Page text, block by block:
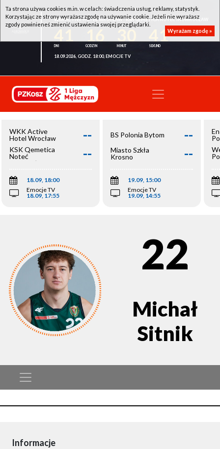
WKK ACTIVE HOTEL WROCŁAW - KSK QEMETICA NOTEĆ INOWROCŁAW
41
18.09.2026, GODZ. 18:00, EMOCJE TV
WKK Active
Hotel Wrocław
--
KSK Qemetica
Noteć
Inowrocław
--
18.09, 18:00
Emocje TV
18.09, 17:55
BS Polonia Bytom --
Miasto Szkła
Krosno
--
19.09, 15:00
Emocje TV
19.09, 14:55
22
Michał
Sitnik
Informacje
Ta strona używa cookies m.in. w celach: świadczenia usług, reklamy, statystyk.
Korzystając ze strony wyrażasz zgodę na używanie cookie. Jeżeli nie wyrażasz
zgody powinieneś zmienić ustawienia swojej przeglądarki.
Wyrażam zgodę »